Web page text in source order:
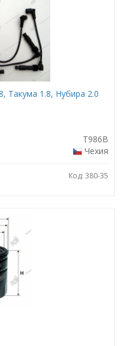
Такума 1.8, Нубира 2.0
T986B
Чехия
Код: 380-35